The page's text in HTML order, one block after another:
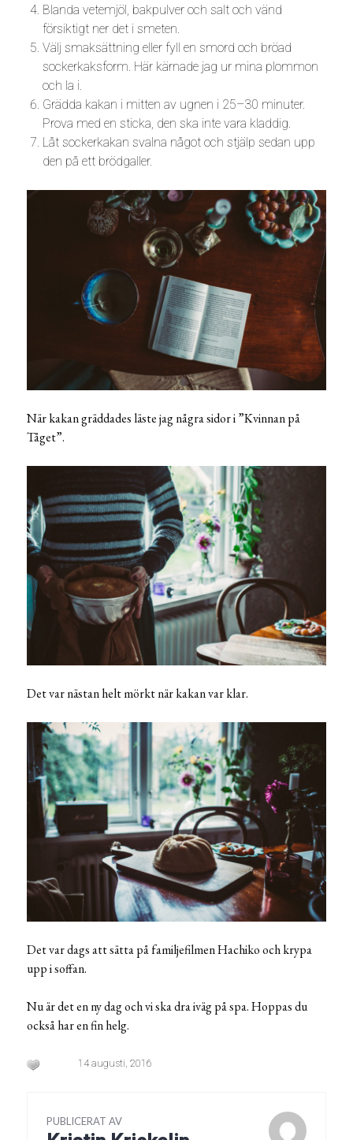
Blanda vetemjöl, bakpulver och salt och vänd
försiktigt ner det i smeten.
Välj smaksättning eller fyll en smord och bröad
sockerkaksform. Här kärnade jag ur mina plommon
och la i.
Grädda kakan i mitten av ugnen i 25–30 minuter.
Prova med en sticka, den ska inte vara kladdig.
Låt sockerkakan svalna något och stjälp sedan upp
den på ett brödgaller.
När kakan gräddades läste jag några sidor i ”Kvinnan på
Tåget”.
Det var nästan helt mörkt när kakan var klar.
Det var dags att sätta på familjefilmen Hachiko och krypa
upp i soffan.
Nu är det en ny dag och vi ska dra iväg på spa. Hoppas du
också har en fin helg.
14 augusti, 2016
PUBLICERAT AV